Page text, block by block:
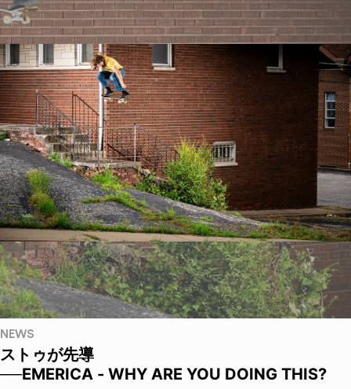
NEWS
ストゥが先導
──EMERICA - WHY ARE YOU DOING THIS?